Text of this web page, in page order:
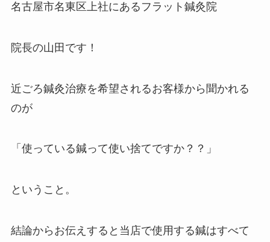
名古屋市名東区上社にあるフラット鍼灸院
院長の山田です！
近ごろ鍼灸治療を希望されるお客様から聞かれる
のが
「使っている鍼って使い捨てですか？？」
ということ。
結論からお伝えすると当店で使用する鍼はすべて